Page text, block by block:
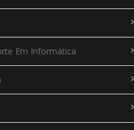
Em Informática